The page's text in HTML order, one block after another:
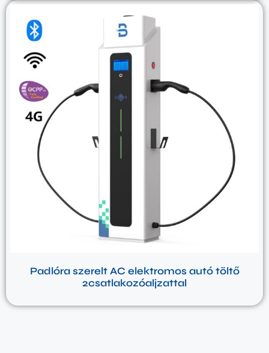
Padlóra szerelt AC elektromos autó töltő
2csatlakozóaljzattal